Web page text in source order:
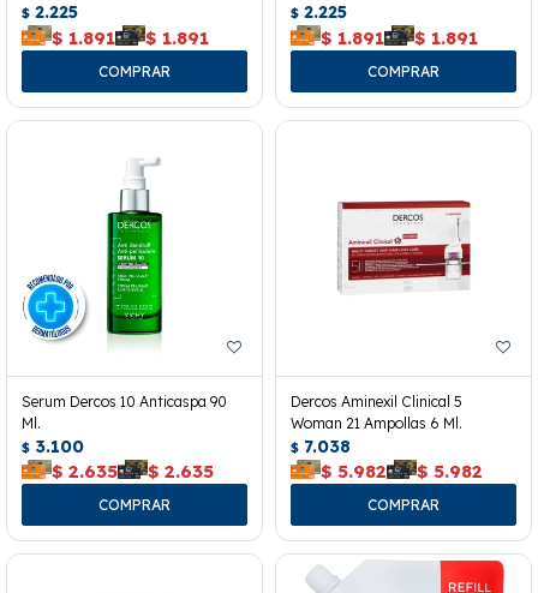
$ 2.225
$ 1.891 $ 1.891
$ 2.225
$ 1.891 $ 1.891
Serum Dercos 10 Anticaspa 90
Ml.
$ 3.100
$ 2.635 $ 2.635
Dercos Aminexil Clinical 5
Woman 21 Ampollas 6 Ml.
$ 7.038
$ 5.982 $ 5.982